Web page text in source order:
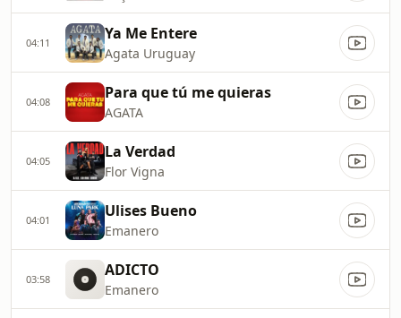
04:11 Ya Me Entere
Agata Uruguay
04:08 Para que tú me quieras
AGATA
04:05 La Verdad
Flor Vigna
04:01 Ulises Bueno
Emanero
03:58 ADICTO
Emanero